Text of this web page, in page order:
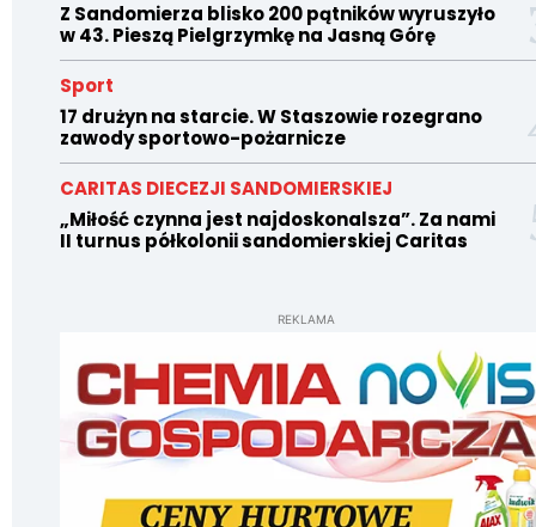
Z Sandomierza blisko 200 pątników wyruszyło
w 43. Pieszą Pielgrzymkę na Jasną Górę
Sport
17 drużyn na starcie. W Staszowie rozegrano
zawody sportowo-pożarnicze
CARITAS DIECEZJI SANDOMIERSKIEJ
„Miłość czynna jest najdoskonalsza”. Za nami
II turnus półkolonii sandomierskiej Caritas
REKLAMA